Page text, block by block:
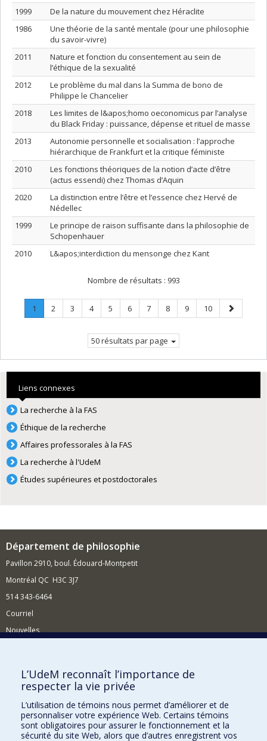
1999
De la nature du mouvement chez Héraclite
1986
Une théorie de la santé mentale (pour une philosophie
du savoir-vivre)
2011
Nature et fonction du consentement au sein de
l’éthique de la sexualité
2012
Le problème du mal dans la Summa de bono de
Philippe le Chancelier
2018
Les limites de l&apos;homo oeconomicus par l’analyse
du Black Friday : puissance, dépense et rituel de masse
2013
Autonomie personnelle et socialisation : l’approche
hiérarchique de Frankfurt et la critique féministe
2010
Les fonctions théoriques de la notion d’acte d’être
(actus essendi) chez Thomas d’Aquin
2020
La distinction entre l’être et l’essence chez Hervé de
Nédellec
1999
Le principe de raison suffisante dans la philosophie de
Schopenhauer
2010
L&apos;interdiction du mensonge chez Kant
Nombre de résultats : 993
Page
1
Page
Page
2 Page
3 Page
4 Page
5 Page
6 Page
7 Page
8 Page
9 Page
10
Page
suivante
50 résultats par page
Liens connexes
La recherche à la FAS
Éthique de la recherche
Affaires professorales à la FAS
La recherche à l'UdeM
Études supérieures et postdoctorales
Département de philosophie
Pavillon 2910, boul. Édouard-Montpetit
Montréal QC H3C 3J7
514 343-6464
Courriel
Nouvelles
Comment soutenir le Département?
BESOIN D'AIDE?
Plan du site
Signaler une erreur
L’UdeM reconnaît l’importance de
respecter la vie privée
L’utilisation de témoins nous permet d’améliorer et de
personnaliser votre expérience Web. Certains témoins
sont obligatoires pour assurer le fonctionnement et la
sécurité du site Web, alors que d’autres enregistrent vos